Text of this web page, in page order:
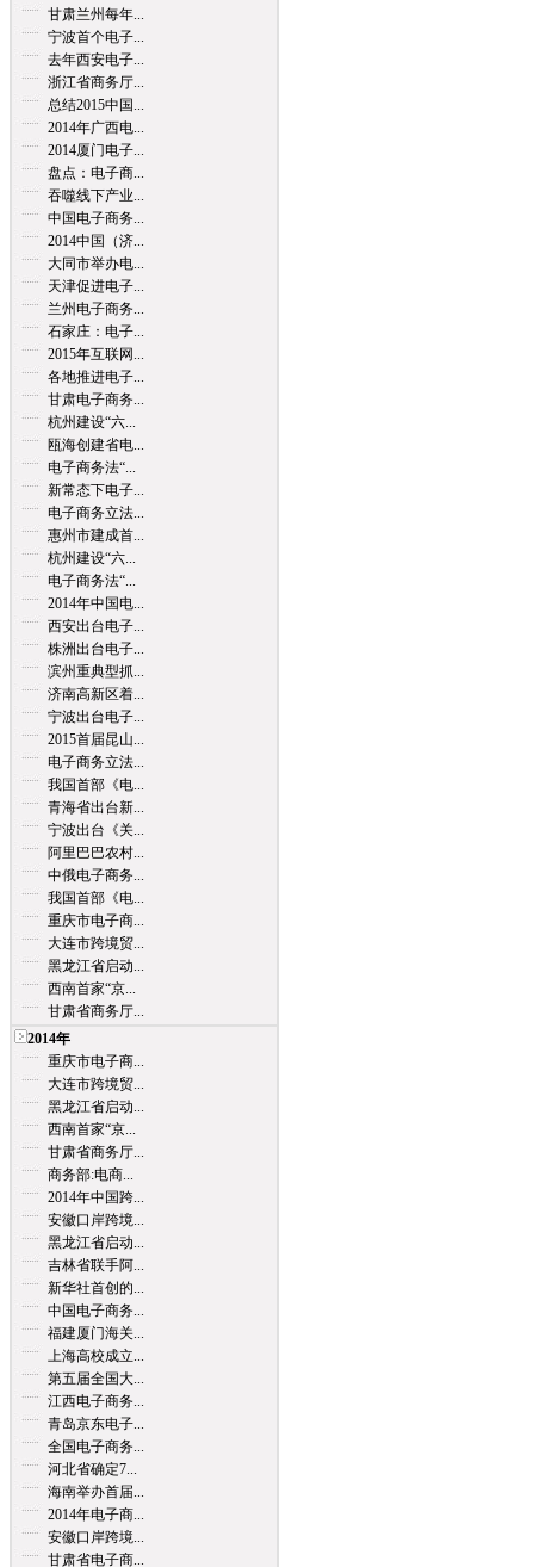
甘肃兰州每年...
宁波首个电子...
去年西安电子...
浙江省商务厅...
总结2015中国...
2014年广西电...
2014厦门电子...
盘点：电子商...
吞噬线下产业...
中国电子商务...
2014中国（济...
大同市举办电...
天津促进电子...
兰州电子商务...
石家庄：电子...
2015年互联网...
各地推进电子...
甘肃电子商务...
杭州建设“六...
瓯海创建省电...
电子商务法“...
新常态下电子...
电子商务立法...
惠州市建成首...
杭州建设“六...
电子商务法“...
2014年中国电...
西安出台电子...
株洲出台电子...
滨州重典型抓...
济南高新区着...
宁波出台电子...
2015首届昆山...
电子商务立法...
我国首部《电...
青海省出台新...
宁波出台《关...
阿里巴巴农村...
中俄电子商务...
我国首部《电...
重庆市电子商...
大连市跨境贸...
黑龙江省启动...
西南首家“京...
甘肃省商务厅...
2014年
重庆市电子商...
大连市跨境贸...
黑龙江省启动...
西南首家“京...
甘肃省商务厅...
商务部:电商...
2014年中国跨...
安徽口岸跨境...
黑龙江省启动...
吉林省联手阿...
新华社首创的...
中国电子商务...
福建厦门海关...
上海高校成立...
第五届全国大...
江西电子商务...
青岛京东电子...
全国电子商务...
河北省确定7...
海南举办首届...
2014年电子商...
安徽口岸跨境...
甘肃省电子商...